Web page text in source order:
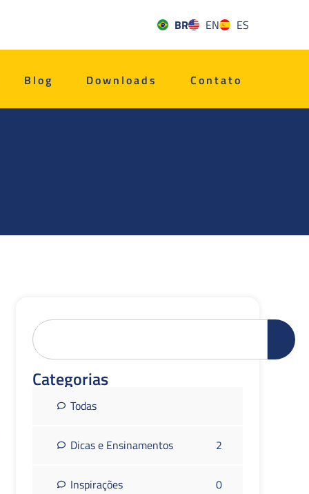
BR EN ES
Blog Downloads Contato
Categorias
Todas
Dicas e Ensinamentos 2
Inspirações 0